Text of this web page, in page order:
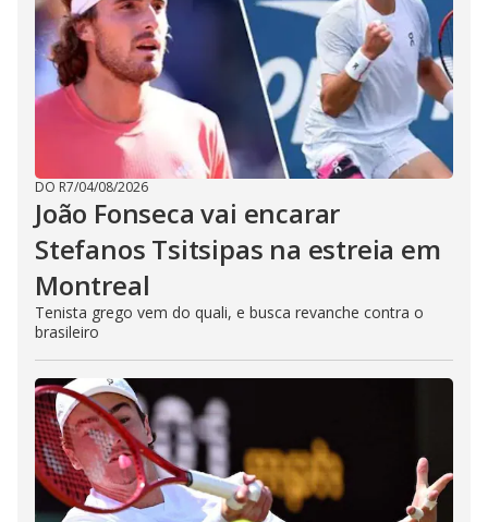
DO R7/04/08/2026
João Fonseca vai encarar
Stefanos Tsitsipas na estreia em
Montreal
Tenista grego vem do quali, e busca revanche contra o
brasileiro